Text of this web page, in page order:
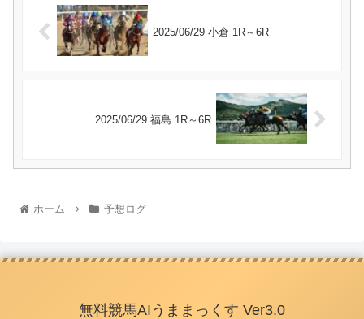
2025/06/29 小倉 1R～6R
2025/06/29 福島 1R～6R
ホーム 予想ログ
無料競馬AIうままっくす Ver3.0